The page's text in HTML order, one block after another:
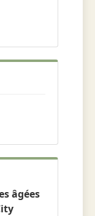
âgées